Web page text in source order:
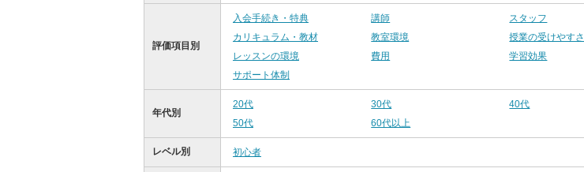
評価項目別
入会手続き・特典 講師
スタッフ
カリキュラム・教材
教室環境
授業の受けやすさ
レッスンの環境
費用
学習効果
サポート体制
年代別
20代 30代
40代
50代
60代以上
レベル別 初心者